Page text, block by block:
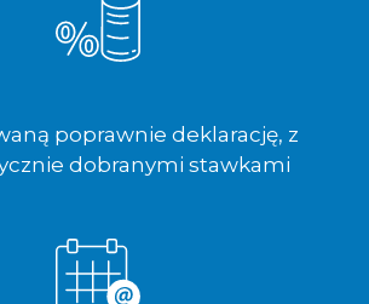
poprawnie deklarację, z
dobranymi stawkami